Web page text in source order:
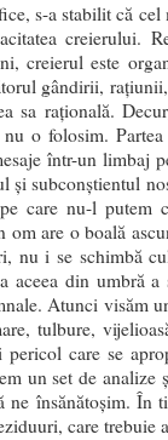
s-a stabilit că
creierului.
creierul este
gândirii,
sa rațională.
o folosim. Partea
într-un limbaj
și subconștientul
care nu-l putem
om are o boală
nu i se schimbă
aceea din umbră
Atunci visăm
tulbure,
care se
un set de analize
ne însănătoșim. În
care trebuie